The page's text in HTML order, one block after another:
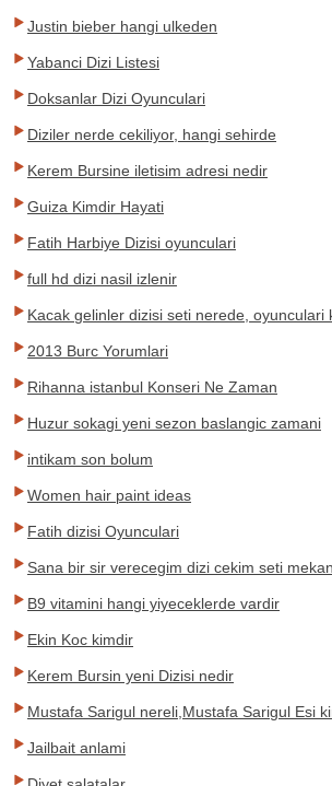
Justin bieber hangi ulkeden
Yabanci Dizi Listesi
Doksanlar Dizi Oyunculari
Diziler nerde cekiliyor, hangi sehirde
Kerem Bursine iletisim adresi nedir
Guiza Kimdir Hayati
Fatih Harbiye Dizisi oyunculari
full hd dizi nasil izlenir
Kacak gelinler dizisi seti nerede, oyunculari
2013 Burc Yorumlari
Rihanna istanbul Konseri Ne Zaman
Huzur sokagi yeni sezon baslangic zamani
intikam son bolum
Women hair paint ideas
Fatih dizisi Oyunculari
Sana bir sir verecegim dizi cekim seti
B9 vitamini hangi yiyeceklerde vardir
Ekin Koc kimdir
Kerem Bursin yeni Dizisi nedir
Mustafa Sarigul nereli,Mustafa Sarigul Esi
Jailbait anlami